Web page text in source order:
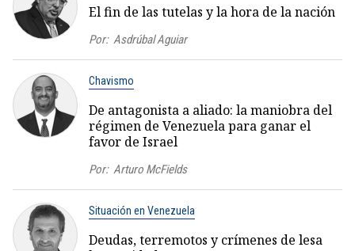
El fin de las tutelas y la hora de la nación
Por: Asdrúbal Aguiar
Chavismo
De antagonista a aliado: la maniobra del
régimen de Venezuela para ganar el
favor de Israel
Por: Arturo McFields
Situación en Venezuela
Deudas, terremotos y crímenes de lesa